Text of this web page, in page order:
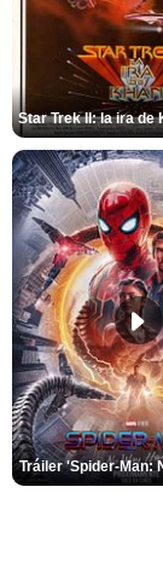
Tráiler 'Spider-Man: